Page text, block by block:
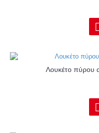
Λουκέτο πύρου